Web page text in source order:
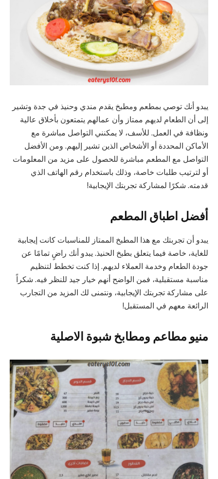
يبدو أنك توصي بمطعم ومطبخ يقدم مندي وحنيذ في جدة وتشير
إلى أن الطعام لديهم ممتاز وأن عمالهم يتمتعون بأخلاق عالية
ونظافة في العمل. للأسف، لا يمكنني التواصل مباشرة مع
الأماكن المحددة أو الأشخاص الذين تشير إليهم. ومن الأفضل
التواصل مع المطعم مباشرة للحصول على مزيد من المعلومات
أو لترتيب طلبات خاصة، وذلك باستخدام رقم الهاتف الذي
قدمته. شكرًا لمشاركة تجربتك الإيجابية!
أفضل اطباق المطعم
يبدو أن تجربتك مع هذا المطبخ الممتاز للمناسبات كانت إيجابية
للغاية، خاصة فيما يتعلق بطبخ الحنيذ. يبدو أنك راضٍ تمامًا عن
جودة الطعام وخدمة العملاء لديهم. إذا كنت تخطط لتنظيم
مناسبة مستقبلية، فمن الواضح أنهم خيار جيد للنظر فيه. شكراً
على مشاركة تجربتك الإيجابية، ونتمنى لك المزيد من التجارب
الرائعة معهم في المستقبل!
منيو مطاعم ومطابخ شبوة الاصلية